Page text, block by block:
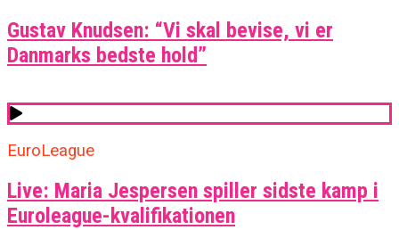
Gustav Knudsen: “Vi skal bevise, vi er
Danmarks bedste hold”
EuroLeague
Live: Maria Jespersen spiller sidste kamp i
Euroleague-kvalifikationen